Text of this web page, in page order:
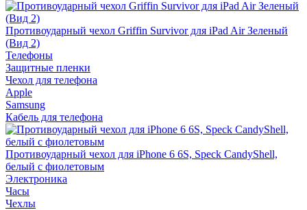
Противоударный чехол Griffin Survivor для iPad Air Зеленый
(Вид 2)
Телефоны
Защитные пленки
Чехол для телефона
Apple
Samsung
Кабель для телефона
Противоударный чехол для iPhone 6 6S, Speck CandyShell,
белый с фиолетовым
Электроника
Часы
Чехлы